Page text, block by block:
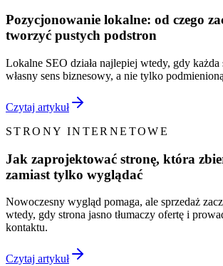
Pozycjonowanie lokalne: od czego
tworzyć pustych podstron
Lokalne SEO działa najlepiej wtedy, gdy każda
własny sens biznesowy, a nie tylko
Czytaj artykuł
STRONY INTERNETOWE
Jak zaprojektować stronę, która
zamiast tylko wyglądać
Nowoczesny wygląd pomaga, ale sprzedaż
wtedy, gdy strona jasno tłumaczy ofertę i
kontaktu.
Czytaj artykuł